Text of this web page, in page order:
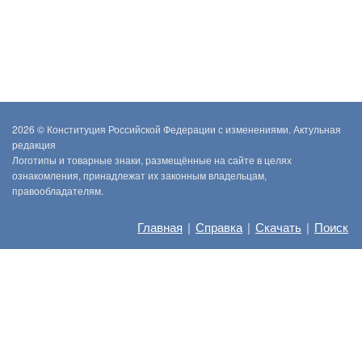
2026 © Конституция Российской Федерации с изменениями. Актульная
редакция
Логотипы и товарные знаки, размещённые на сайте в целях
ознакомления, принадлежат их законным владельцам,
правообладателям.
Главная | Справка | Скачать | Поиск